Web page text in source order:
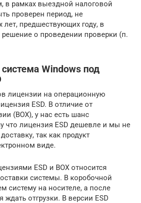
в рамках выездной налоговой
проверен период, не
предшествующих году, в
о проведении проверки (п.
Windows под
лицензии на операционную
ESD. В отличие от
(BOX), у нас есть шанс
что лицензия ESD дешевле и мы не
так как продукт
виде.
ESD и BOX относится
системы. В коробочной
систему на носителе, а после
ждать отгрузки. В версии ESD